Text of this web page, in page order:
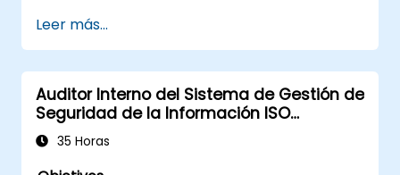
cumplimiento normativo en sus
organizaciones.
Obtener información sobre los procesos
clave y la documentación requerida para
el cumplimiento.
Comprender los pasos para implementar
y mantener un sistema de gestión de
calidad (QMS) según ISO 13485.
Leer más...
Auditor Interno del Sistema de Gestión de
Seguridad de la Información ISO
27001:2023
35 Horas